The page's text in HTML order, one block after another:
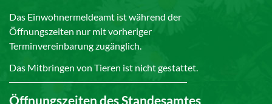
Das Einwohnermeldeamt ist während der
Öffnungszeiten nur mit vorheriger
Terminvereinbarung zugänglich.
Das Mitbringen von Tieren ist nicht gestattet.
Öffnungszeiten des Standesamtes